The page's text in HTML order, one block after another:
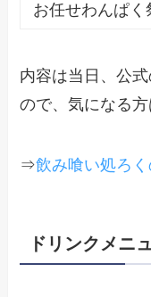
お任せわんぱく
内容は当日、公
ので、気になる
⇒飲み喰い処ろ
ドリンクメニ